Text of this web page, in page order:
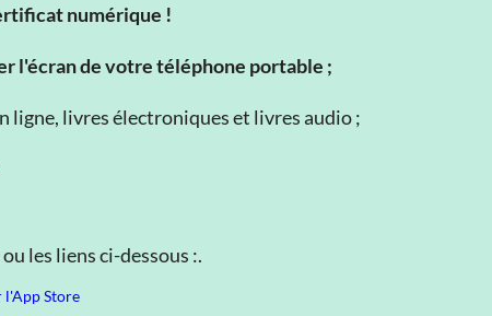
numérique !
l'écran de votre téléphone portable ;
ligne, livres électroniques et livres audio ;
les liens ci-dessous :.